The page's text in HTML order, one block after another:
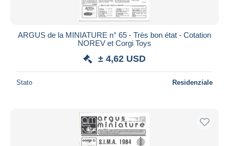
ARGUS de la MINIATURE n° 65 - Très bon état - Cotation
NOREV et Corgi Toys
± 4,62 USD
Stato Residenziale